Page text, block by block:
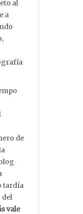
al
a
de
tardía
del
vale